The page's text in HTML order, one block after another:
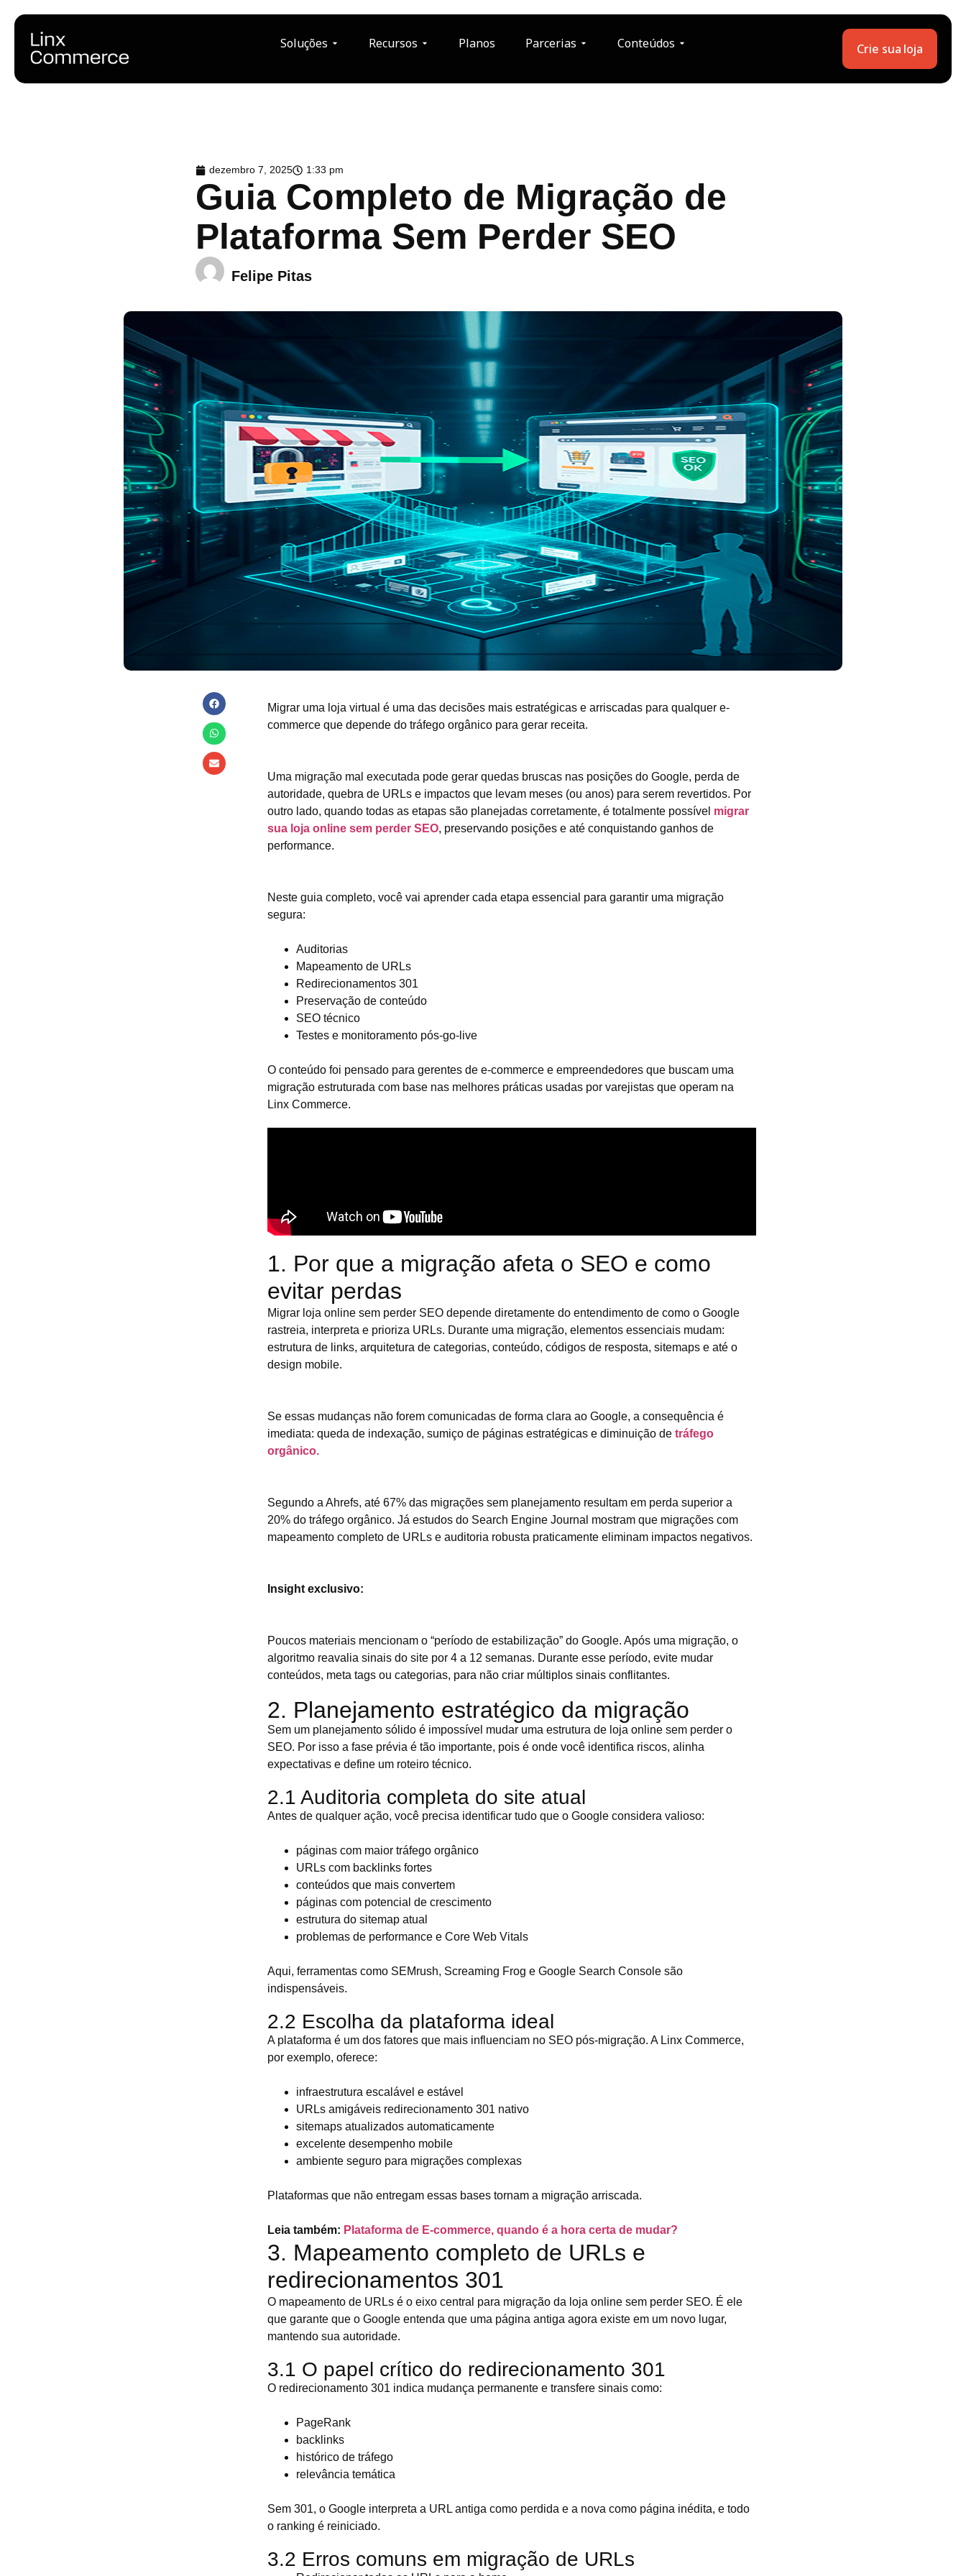
Soluções Recursos Planos Parcerias Conteúdos Crie sua loja
dezembro 7, 2025 1:33 pm
Guia Completo de Migração de
Plataforma Sem Perder SEO
Felipe Pitas
Migrar uma loja virtual é uma das decisões mais estratégicas e arriscadas para qualquer e-
commerce que depende do tráfego orgânico para gerar receita.
Uma migração mal executada pode gerar quedas bruscas nas posições do Google, perda de
autoridade, quebra de URLs e impactos que levam meses (ou anos) para serem revertidos. Por
outro lado, quando todas as etapas são planejadas corretamente, é totalmente possível migrar
sua loja online sem perder SEO, preservando posições e até conquistando ganhos de
performance.
Neste guia completo, você vai aprender cada etapa essencial para garantir uma migração
segura:
Auditorias
Mapeamento de URLs
Redirecionamentos 301
Preservação de conteúdo
SEO técnico
Testes e monitoramento pós-go-live
O conteúdo foi pensado para gerentes de e-commerce e empreendedores que buscam uma
migração estruturada com base nas melhores práticas usadas por varejistas que operam na
Linx Commerce.
1. Por que a migração afeta o SEO e como
evitar perdas
Migrar loja online sem perder SEO depende diretamente do entendimento de como o Google
rastreia, interpreta e prioriza URLs. Durante uma migração, elementos essenciais mudam:
estrutura de links, arquitetura de categorias, conteúdo, códigos de resposta, sitemaps e até o
design mobile.
Se essas mudanças não forem comunicadas de forma clara ao Google, a consequência é
imediata: queda de indexação, sumiço de páginas estratégicas e diminuição de tráfego
orgânico.
Segundo a Ahrefs, até 67% das migrações sem planejamento resultam em perda superior a
20% do tráfego orgânico. Já estudos do Search Engine Journal mostram que migrações com
mapeamento completo de URLs e auditoria robusta praticamente eliminam impactos negativos.
Insight exclusivo:
Poucos materiais mencionam o “período de estabilização” do Google. Após uma migração, o
algoritmo reavalia sinais do site por 4 a 12 semanas. Durante esse período, evite mudar
conteúdos, meta tags ou categorias, para não criar múltiplos sinais conflitantes.
2. Planejamento estratégico da migração
Sem um planejamento sólido é impossível mudar uma estrutura de loja online sem perder o
SEO. Por isso a fase prévia é tão importante, pois é onde você identifica riscos, alinha
expectativas e define um roteiro técnico.
2.1 Auditoria completa do site atual
Antes de qualquer ação, você precisa identificar tudo que o Google considera valioso:
páginas com maior tráfego orgânico
URLs com backlinks fortes
conteúdos que mais convertem
páginas com potencial de crescimento
estrutura do sitemap atual
problemas de performance e Core Web Vitals
Aqui, ferramentas como SEMrush, Screaming Frog e Google Search Console são
indispensáveis.
2.2 Escolha da plataforma ideal
A plataforma é um dos fatores que mais influenciam no SEO pós-migração. A Linx Commerce,
por exemplo, oferece:
infraestrutura escalável e estável
URLs amigáveis redirecionamento 301 nativo
sitemaps atualizados automaticamente
excelente desempenho mobile
ambiente seguro para migrações complexas
Plataformas que não entregam essas bases tornam a migração arriscada.
Leia também: Plataforma de E-commerce, quando é a hora certa de mudar?
3. Mapeamento completo de URLs e
redirecionamentos 301
O mapeamento de URLs é o eixo central para migração da loja online sem perder SEO. É ele
que garante que o Google entenda que uma página antiga agora existe em um novo lugar,
mantendo sua autoridade.
3.1 O papel crítico do redirecionamento 301
O redirecionamento 301 indica mudança permanente e transfere sinais como:
PageRank
backlinks
histórico de tráfego
relevância temática
Sem 301, o Google interpreta a URL antiga como perdida e a nova como página inédita, e todo
o ranking é reiniciado.
3.2 Erros comuns em migração de URLs